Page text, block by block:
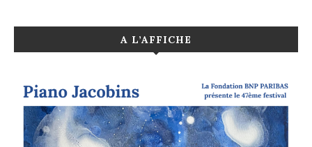
A L’AFFICHE